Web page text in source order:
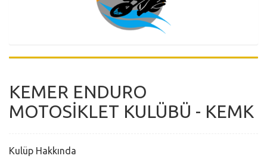
KEMER ENDURO
MOTOSİKLET KULÜBÜ - KEMK
Kulüp Hakkında